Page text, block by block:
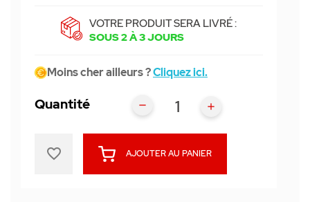
VOTRE PRODUIT SERA LIVRÉ :
SOUS 2 À 3 JOURS
Moins cher ailleurs ?Cliquez ici.
Quantité
AJOUTER AU PANIER
favorite_border